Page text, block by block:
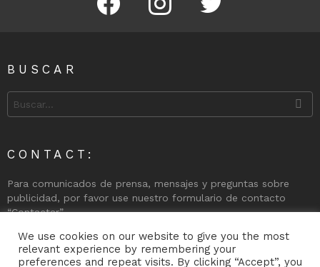
BUSCAR
for:
CONTACT:
Para comunicados de prensa, mensajes y preguntas sobre
publicidad, por favor use nuestro formulario de contacto
“Contactar”
Teléfono: 00350 + 200 74998
We use cookies on our website to give you the most
relevant experience by remembering your
preferences and repeat visits. By clicking “Accept”, you